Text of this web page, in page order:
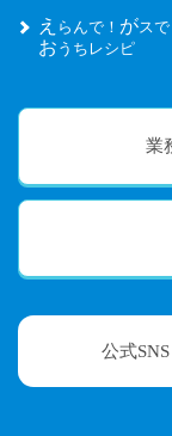
え らんで！ がスで
お うちレシピ
業
公式SNS